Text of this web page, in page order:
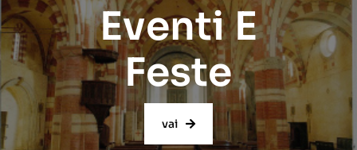
Eventi E
Feste
vai